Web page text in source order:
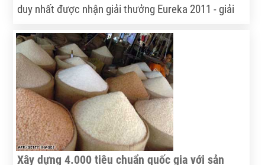
duy nhất được nhận giải thưởng Eureka 2011 - giải
được trao cho công trình nghiên cứu “Mô hình lưu
lượng dòng chảy đo lường lượng nước có thể sử
dụng cho sản xuất nông nghiệp và lượng nước cần
dự trữ để bảo vệ môi trường”. Nhân dịp này, TS. Chu
Hoàng Long đã dành riêng cho Agroinfo một bài trả
lời đầu tiên về thành công của công trình nghiên
cứu.
Xây dựng 4.000 tiêu chuẩn quốc gia với sản